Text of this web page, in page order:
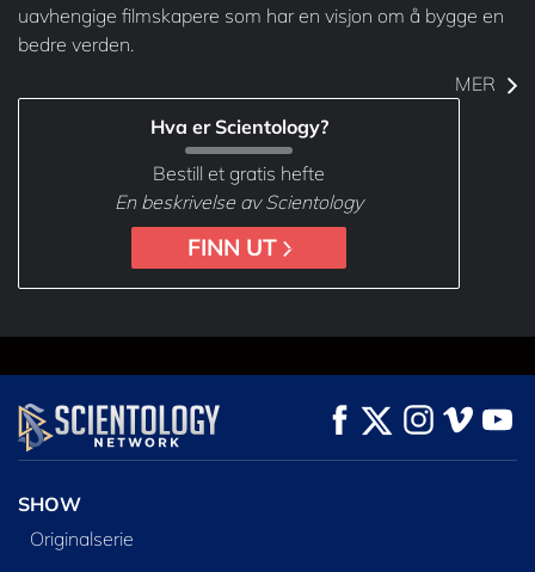
uavhengige filmskapere som har en visjon om å bygge en
bedre verden.
MER
Hva er Scientology?
Bestill et gratis hefte
En beskrivelse av Scientology
FINN UT
SHOW
Originalserie